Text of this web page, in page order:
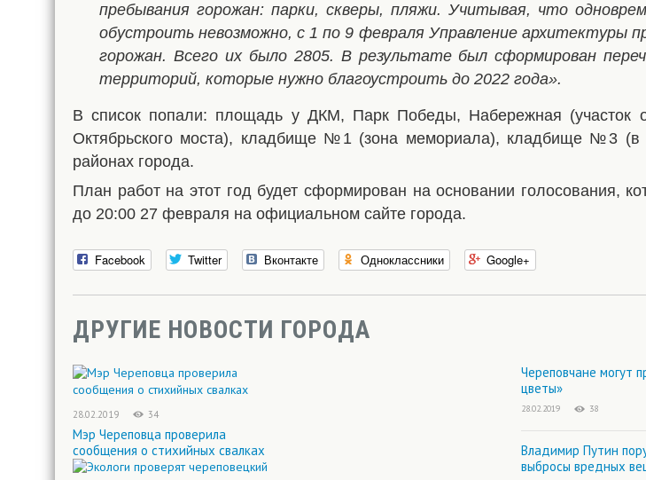
пребывания горожан: парки, скверы, пляжи. Учитывая, что
обустроить невозможно, с 1 по 9 февраля Управление архитектуры
горожан. Всего их было 2805. В результате был сформирован
территорий, которые нужно благоустроить до 2022 года».
В список попали: площадь у ДКМ, Парк Победы, Набережная (участок
Октябрьского моста), кладбище №1 (зона мемориала), кладбище №3
районах города.
План работ на этот год будет сформирован на основании голосования,
до 20:00 27 февраля на официальном сайте города.
Facebook Twitter Вконтакте Одноклассники Google+
ДРУГИЕ НОВОСТИ ГОРОДА
28.02.2019 34
Мэр Череповца проверила
сообщения о стихийных свалках
Череповчане могут
цветы»
28.02.2019 38
Владимир Путин
выбросы вредных